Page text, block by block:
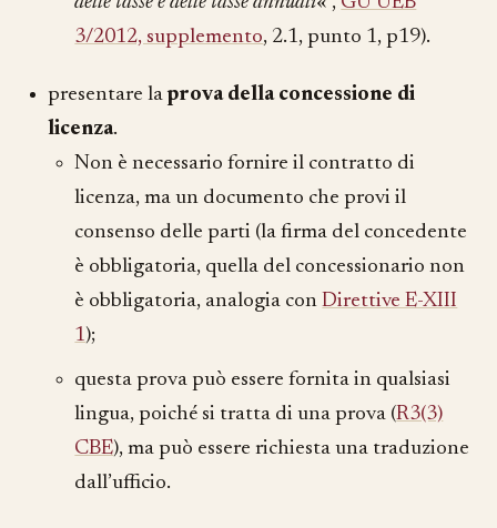
3/2012, supplemento, 2.1, punto 1, p19).
presentare laprova della concessione di
licenza.
Non è necessario fornire il contratto di
licenza, ma un documento che provi il
consenso delle parti (la firma del concedente
è obbligatoria, quella del concessionario non
è obbligatoria, analogia conDirettive E-XIII
1);
questa prova può essere fornita in qualsiasi
lingua, poiché si tratta di una prova (R3(3)
CBE), ma può essere richiesta una traduzione
dall’ufficio.